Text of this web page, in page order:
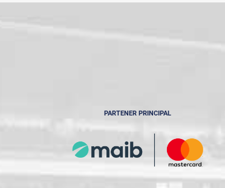
PARTENER PRINCIPAL